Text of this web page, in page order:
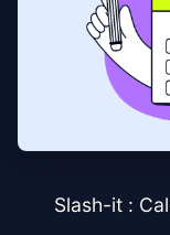
Slash-it :